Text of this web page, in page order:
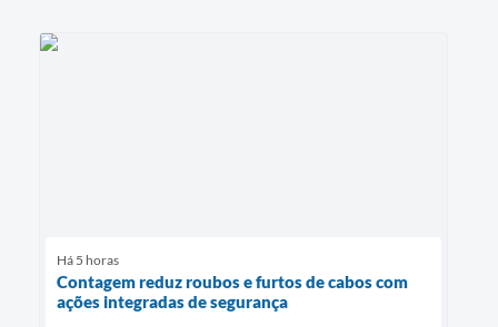
Há 5 horas
Contagem reduz roubos e furtos de cabos com
ações integradas de segurança